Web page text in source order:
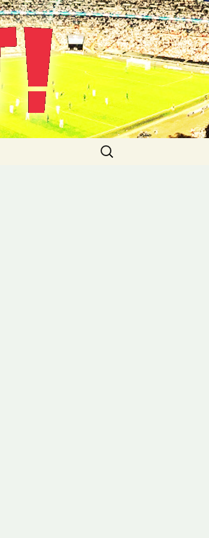
Suche
nach: